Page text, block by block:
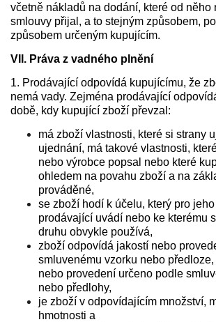
včetně nákladů na dodání, které od něho
smlouvy přijal, a to stejným způsobem,
způsobem určeným kupujícím.
VII. Práva z vadného plnění
1. Prodávající odpovídá kupujícímu, že
nemá vady. Zejména prodávající
době, kdy kupující zboží převzal:
má zboží vlastnosti, které si strany
ujednání, má takové vlastnosti,
nebo výrobce popsal nebo které
ohledem na povahu zboží a na
prováděné,
se zboží hodí k účelu, který pro
prodávající uvádí nebo ke kterému
druhu obvykle používá,
zboží odpovídá jakostí nebo
smluvenému vzorku nebo
nebo provedení určeno podle
nebo předlohy,
je zboží v odpovídajícím množství,
hmotnosti a